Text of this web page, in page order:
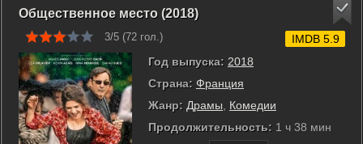
Общественное место (2018)
3/5 (72 гол.)
Год выпуска: 2018
Страна: Франция
Жанр: Драмы
Комедии
Продолжительность: 1 ч 38 мин
IMDB 5.9